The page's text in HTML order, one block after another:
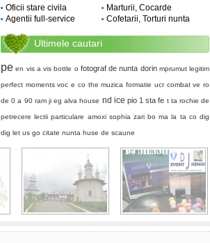
Oficii stare civila
Agentii full-service
Marturii, Cocarde
Cofetarii, Torturi nunta
Ultimele cautari
pe en vis a vis bottle o fotograf de nunta dorin mprumut legitim
perfect moments voc e co the muzica formatie ucr combat ve ro
de 0 a 90 ram ji eg alva house nd ice pio 1 sta fe t ta rochie de
petrecere lectii particulare amoxi sophia zari bo ma la ta co dig
dig let us go citate nunta huse de scaune